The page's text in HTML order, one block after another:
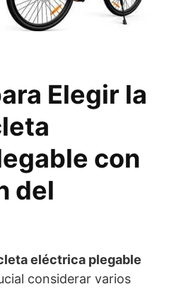
Elegir la
con
del
eléctrica plegable
considerar varios